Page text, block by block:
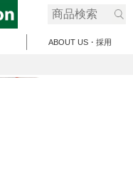
ABOUT US・採用